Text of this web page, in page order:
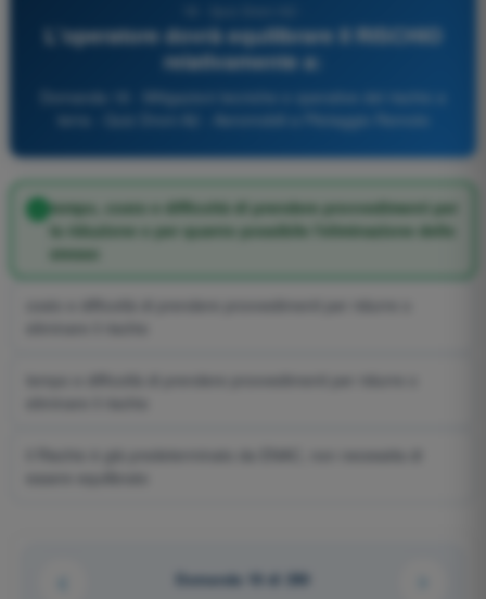
L'operatore dovrà equilibrare Il RISCHIO
relativamente a:
Domanda 18 - Mitigazioni tecniche e operative del rischio a
terra - Quiz Droni A2 - Aeromobili a Pilotaggio Remoto
tempo, costo e difficoltà di prendere provvedimenti per
la riduzione o per quanto possibile l'eliminazione dello
stesso
Domanda 18 di 290